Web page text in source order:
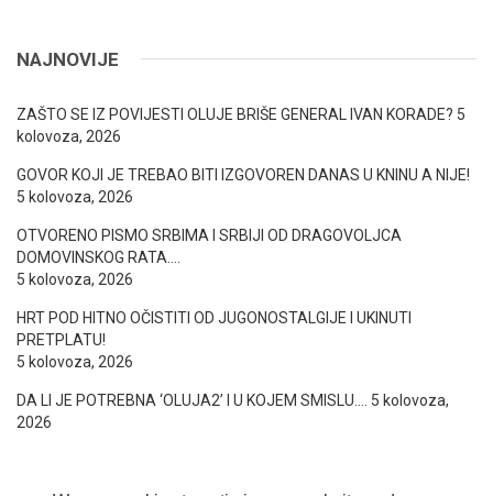
NAJNOVIJE
ZAŠTO SE IZ POVIJESTI OLUJE BRIŠE GENERAL IVAN KORADE? 5
kolovoza, 2026
GOVOR KOJI JE TREBAO BITI IZGOVOREN DANAS U KNINU A NIJE!
5 kolovoza, 2026
OTVORENO PISMO SRBIMA I SRBIJI OD DRAGOVOLJCA
DOMOVINSKOG RATA….
5 kolovoza, 2026
HRT POD HITNO OČISTITI OD JUGONOSTALGIJE I UKINUTI
PRETPLATU!
5 kolovoza, 2026
DA LI JE POTREBNA ‘OLUJA2’ I U KOJEM SMISLU….
5 kolovoza,
2026